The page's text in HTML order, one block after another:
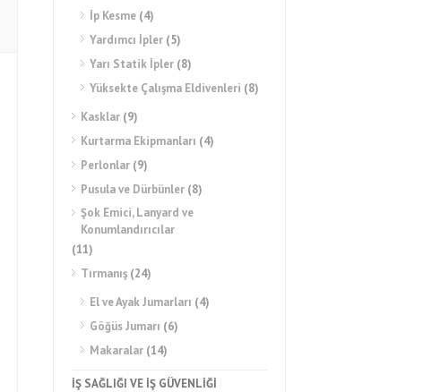
İp Kesme (4)
Yardımcı İpler (5)
Yarı Statik İpler (8)
Yüksekte Çalışma Eldivenleri (8)
Kasklar (9)
Kurtarma Ekipmanları (4)
Perlonlar (9)
Pusula ve Dürbünler (8)
Şok Emici, Lanyard ve
Konumlandırıcılar
(11)
Tırmanış (24)
El ve Ayak Jumarları (4)
Göğüs Jumarı (6)
Makaralar (14)
İŞ SAĞLIĞI VE İŞ GÜVENLİĞİ